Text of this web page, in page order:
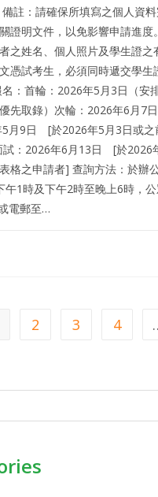
註：請確保所填寫之個人資
證明文件，以免影響申請進
之姓名、個人照片及學生證
憑試考生，必須同時遞交學生
：首輪：2026年5月3日（安
先取錄）次輪：2026年6月7
月9日 [於2026年5月3日或之
試：2026年6月13日 [於2026
格之申請者] 查詢方法：於辦
午1時及下午2時至晚上6時，
電郵至…
2 3 4